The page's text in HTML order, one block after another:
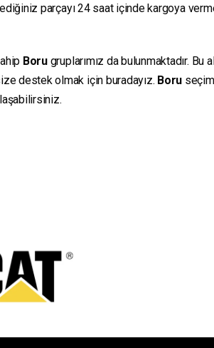
parçayı 24 saat içinde kargoya
Borugruplarımız da bulunmaktadır. Bu
destek olmak için buradayız. Boru